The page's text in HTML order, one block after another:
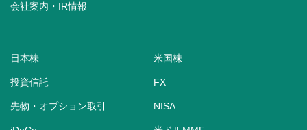
会社案内・IR情報
日本株 米国株
投資信託 FX
先物・オプション取引 NISA